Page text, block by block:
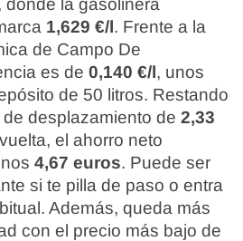
donde la gasolinera
1,629 €/l. Frente a la
de Campo De
es de 0,140 €/l, unos
de 50 litros. Restando
desplazamiento de 2,33
el ahorro neto
4,67 euros. Puede ser
si te pilla de paso o entra
Además, queda más
con el precio más bajo de